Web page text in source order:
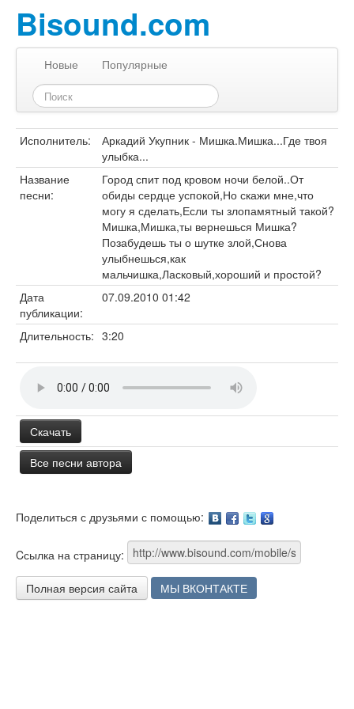
Bisound.com
Новые Популярные
Исполнитель:
Аркадий Укупник - Мишка.Мишка...Где твоя
улыбка...
Название
песни:
Город спит под кровом ночи белой..От
обиды сердце успокой,Но скажи мне,что
могу я сделать,Если ты злопамятный такой?
Мишка,Мишка,ты вернешься Мишка?
Позабудешь ты о шутке злой,Снова
улыбнешься,как
мальчишка,Ласковый,хороший и простой?
Дата
публикации:
07.09.2010 01:42
Длительность: 3:20
Скачать
Все песни автора
Поделиться с друзьями с помощью:
Cсылка на страницу:
Полная версия сайта МЫ ВКОНТАКТЕ